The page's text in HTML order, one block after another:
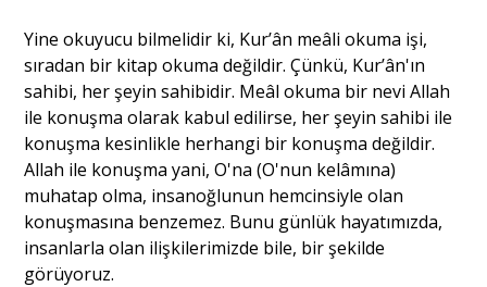
Yine okuyucu bilmelidir ki, Kur’ân meâli okuma işi,
sıradan bir kitap okuma değildir. Çünkü, Kur’ân'ın
sahibi, her şeyin sahibidir. Meâl okuma bir nevi Allah
ile konuşma olarak kabul edilirse, her şeyin sahibi ile
konuşma kesinlikle herhangi bir konuşma değildir.
Allah ile konuşma yani, O'na (O'nun kelâmına)
muhatap olma, insanoğlunun hemcinsiyle olan
konuşmasına benzemez. Bunu günlük hayatımızda,
insanlarla olan ilişkilerimizde bile, bir şekilde
görüyoruz.